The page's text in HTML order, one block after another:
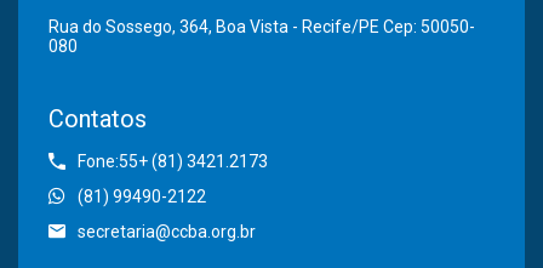
Rua do Sossego, 364, Boa Vista - Recife/PE Cep: 50050-
080
Contatos
Fone:55+ (81) 3421.2173
(81) 99490-2122
secretaria@ccba.org.br